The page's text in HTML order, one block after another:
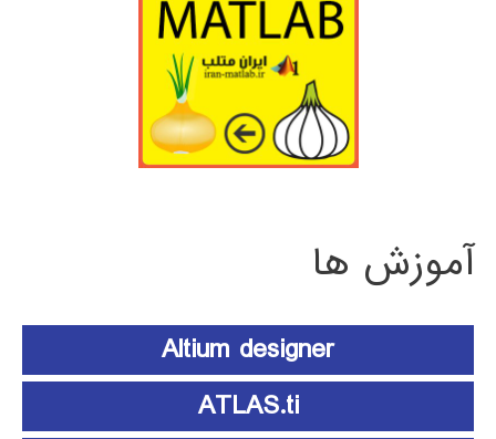
آموزش ها
Altium designer
ATLAS.ti